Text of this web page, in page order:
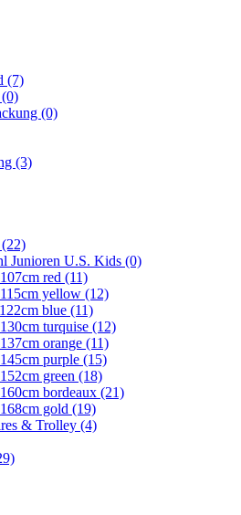
(7)
(0)
(0)
(3)
(22)
Junioren U.S. Kids (0)
red (11)
yellow (12)
blue (11)
turquise (12)
orange (11)
purple (15)
green (18)
bordeaux (21)
gold (19)
& Trolley (4)